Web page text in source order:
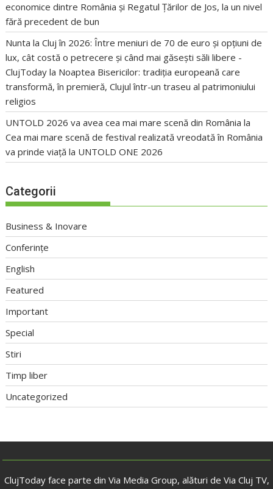
economice dintre România și Regatul Țărilor de Jos, la un nivel
fără precedent de bun
Nunta la Cluj în 2026: Între meniuri de 70 de euro și opțiuni de
lux, cât costă o petrecere și când mai găsești săli libere -
ClujToday la Noaptea Bisericilor: tradiția europeană care
transformă, în premieră, Clujul într-un traseu al patrimoniului
religios
UNTOLD 2026 va avea cea mai mare scenă din România la
Cea mai mare scenă de festival realizată vreodată în România
va prinde viață la UNTOLD ONE 2026
Categorii
Business & Inovare
Conferințe
English
Featured
Important
Special
Stiri
Timp liber
Uncategorized
ClujToday face parte din Via Media Group, alături de Via Cluj TV,